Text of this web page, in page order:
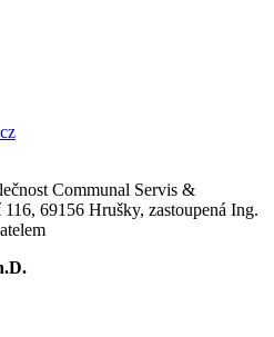
Communal Servis &
69156 Hrušky, zastoupená Ing.